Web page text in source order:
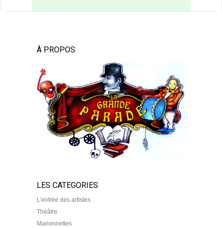
À PROPOS
LES CATEGORIES
L’entrée des artistes
Théâtre
Marionnettes